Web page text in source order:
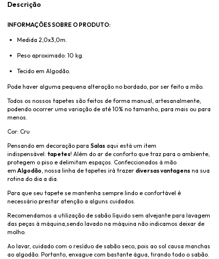
Descrição
INFORMAÇÕES SOBRE O PRODUTO:
Medida 2,0x3,0m.
Peso aproximado: 10 kg.
Tecido em Algodão.
Pode haver alguma pequena alteração no bordado, por ser feito a mão.
Todos os nossos tapetes são feitos de forma manual, artesanalmente,
podendo ocorrer uma variação de até 10% no tamanho, para mais ou para
menos.
Cor: Cru
Pensando em decoração para Salas aqui está um item
indispensável: tapetes! Além do ar de conforto que traz para o ambiente,
protegem o piso e delimitam espaços. Confeccionados á mão
em Algodão, nossa linha de tapetes irá trazer diversas vantagens na sua
rotina do dia a dia.
Para que seu tapete se mantenha sempre lindo e confortável é
necessário prestar atenção a alguns cuidados.
Recomendamos a utilização de sabão líquido sem alvejante para lavagem
das peças à máquina,sendo lavado na máquina não indicamos deixar de
molho.
Ao lavar, cuidado com o resíduo de sabão seco, pois ao sol causa manchas
ao algodão. Portanto, enxague com bastante água, tirando todo o sabão.